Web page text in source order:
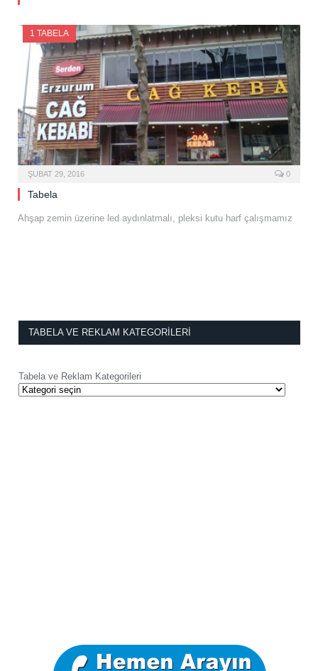
1 TABELA
ŞUBAT 29, 2016 0
Tabela
Ahşap zemin üzerine led aydınlatmalı, pleksi kutu harf çalışmamız
TABELA VE REKLAM KATEGORILERI
Tabela ve Reklam Kategorileri